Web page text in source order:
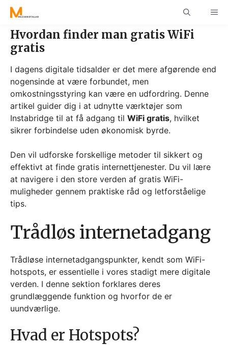
Skip
content
Hvordan finder man gratis WiFi
gratis
I dagens digitale tidsalder er det mere afgørende end
nogensinde at være forbundet, men
omkostningsstyring kan være en udfordring. Denne
artikel guider dig i at udnytte værktøjer som
Instabridge til at få adgang til WiFi gratis, hvilket
sikrer forbindelse uden økonomisk byrde.
Den vil udforske forskellige metoder til sikkert og
effektivt at finde gratis internettjenester. Du vil lære
at navigere i den store verden af gratis WiFi-
muligheder gennem praktiske råd og letforståelige
tips.
Trådløs internetadgang
Trådløse internetadgangspunkter, kendt som WiFi-
hotspots, er essentielle i vores stadigt mere digitale
verden. I denne sektion forklares deres
grundlæggende funktion og hvorfor de er
uundværlige.
Hvad er Hotspots?